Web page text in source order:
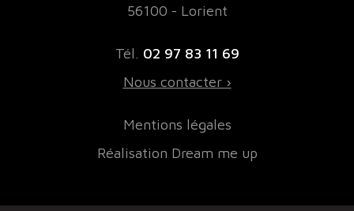
56100 - Lorient
Tél. 02 97 83 11 69
Nous contacter ›
Mentions légales
Réalisation Dream me up